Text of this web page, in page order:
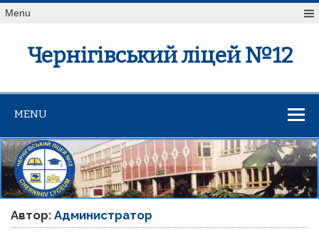
Menu
Чернігівський ліцей №12
MENU
Автор:Администратор